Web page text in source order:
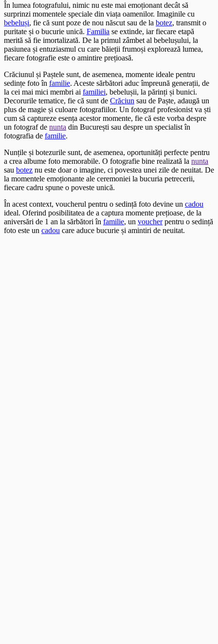
În lumea fotografului, nimic nu este mai emoționant decât să
surprinzi momentele speciale din viața oamenilor. Imaginile cu
bebeluși, fie că sunt poze de nou născut sau de la botez, transmit o
puritate și o bucurie unică. Familia se extinde, iar fiecare etapă
merită să fie imortalizată. De la primul zâmbet al bebelușului, la
pasiunea și entuziasmul cu care băieții frumoși explorează lumea,
fiecare fotografie este o amintire prețioasă.
Crăciunul și Paștele sunt, de asemenea, momente ideale pentru
sedințe foto în familie. Aceste sărbători aduc împreună generații, de
la cei mai mici membri ai familiei, bebelușii, la părinți și bunici.
Decorurile tematice, fie că sunt de Crăciun sau de Paște, adaugă un
plus de magie și culoare fotografiilor. Un fotograf profesionist va ști
cum să captureze esența acestor momente, fie că este vorba despre
un fotograf de nunta din București sau despre un specialist în
fotografia de familie.
Nunțile și botezurile sunt, de asemenea, oportunități perfecte pentru
a crea albume foto memorabile. O fotografie bine realizată la nunta
sau botez nu este doar o imagine, ci povestea unei zile de neuitat. De
la momentele emoționante ale ceremoniei la bucuria petrecerii,
fiecare cadru spune o poveste unică.
În acest context, voucherul pentru o sedință foto devine un cadou
ideal. Oferind posibilitatea de a captura momente prețioase, de la
aniversări de 1 an la sărbători în familie, un voucherpentru o sedință
foto este un cadou care aduce bucurie și amintiri de neuitat.